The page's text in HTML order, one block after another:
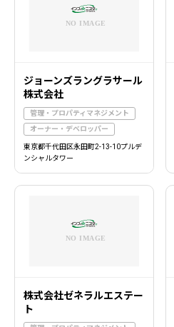
ジョーンズラングラサール
株式会社
管理・プロパティマネジメント
オーナー・デベロッパー
東京都千代田区永田町2-13-10プルデ
ンシャルタワー
株式会社ゼネラルエステー
ト